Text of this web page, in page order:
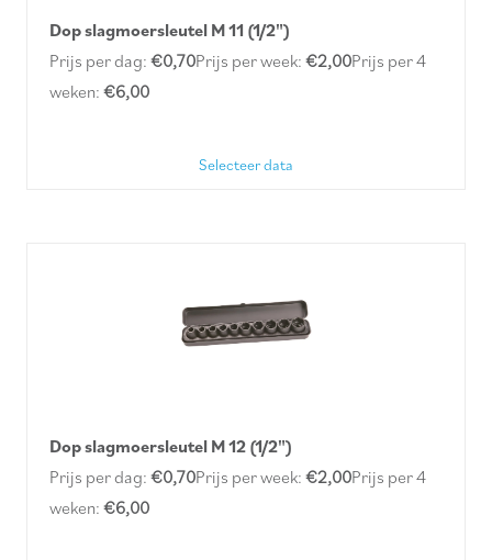
Dop slagmoersleutel M 11 (1/2")
Prijs per dag: €0,70Prijs per week: €2,00Prijs per 4
weken: €6,00
Selecteer data
Dop slagmoersleutel M 12 (1/2")
Prijs per dag: €0,70Prijs per week: €2,00Prijs per 4
weken: €6,00